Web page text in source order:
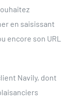
en saisissant
encore son URL
Navily, dont